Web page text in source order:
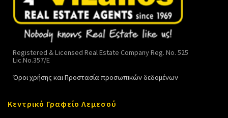
Registered & Licensed Real Estate Company Reg. No. 525
Lic.No.357/E
Όροι χρήσης και Προστασία προσωπικών δεδομένων
Κεντρικό Γραφείο Λεμεσού